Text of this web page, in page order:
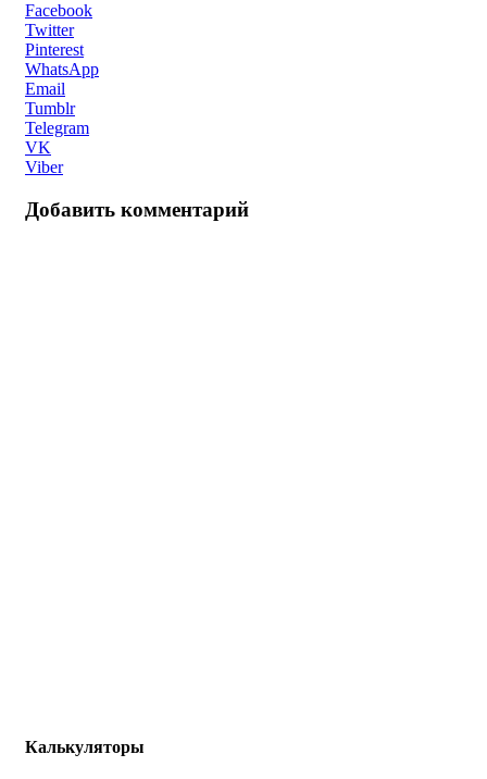
Facebook
Twitter
Pinterest
WhatsApp
Email
Tumblr
Telegram
VK
Viber
Добавить комментарий
Калькуляторы